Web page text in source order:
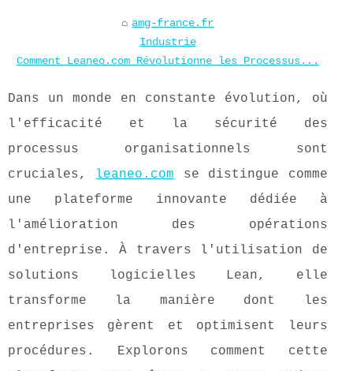
amg-france.fr
Industrie
Comment Leaneo.com Révolutionne les Processus...
Dans un monde en constante évolution, où
l'efficacité et la sécurité des
processus organisationnels sont
cruciales,
leaneo.com se distingue comme
une plateforme innovante dédiée à
l'amélioration des opérations
d'entreprise. À travers l'utilisation de
solutions logicielles Lean, elle
transforme la manière dont les
entreprises gèrent et optimisent leurs
procédures. Explorons comment cette